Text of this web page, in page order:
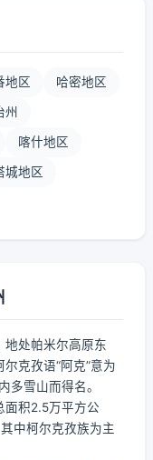
地区 哈密地区
州
喀什地区
城地区
地处帕米尔高原东
克孜语“阿克”意为
多雪山而得名。
面积2.5万平方公
中柯尔克孜族为主